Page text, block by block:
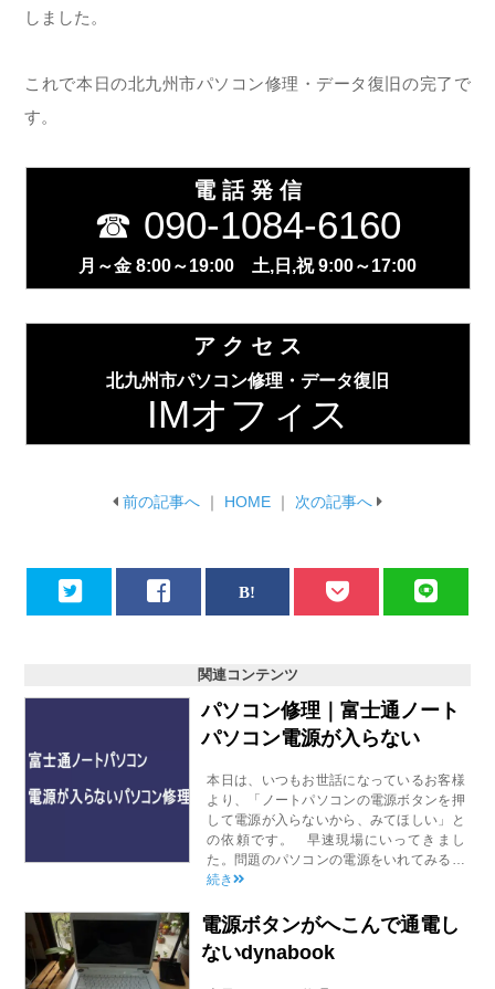
しました。
これで本日の北九州市パソコン修理・データ復旧の完了で
す。
電 話 発 信
☎ 090-1084-6160
月～金 8:00～19:00 土,日,祝 9:00～17:00
ア ク セ ス
北九州市パソコン修理・データ復旧
IMオフィス
前の記事へ ｜ HOME ｜ 次の記事へ
関連コンテンツ
パソコン修理｜富士通ノート
パソコン電源が入らない
本日は、いつもお世話になっているお客様
より、「ノートパソコンの電源ボタンを押
して電源が入らないから、みてほしい」と
の依頼です。 早速現場にいってきまし
た。問題のパソコンの電源をいれてみる…
続き
電源ボタンがへこんで通電し
ないdynabook